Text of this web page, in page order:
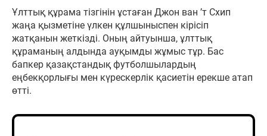
Ұлттық құрама тізгінін ұстаған Джон ван ’т Схип
жаңа қызметіне үлкен құлшыныспен кірісіп
жатқанын жеткізді. Оның айтуынша, ұлттық
құраманың алдында ауқымды жұмыс тұр. Бас
бапкер қазақстандық футболшылардың
еңбекқорлығы мен күрескерлік қасиетін ерекше атап
өтті.